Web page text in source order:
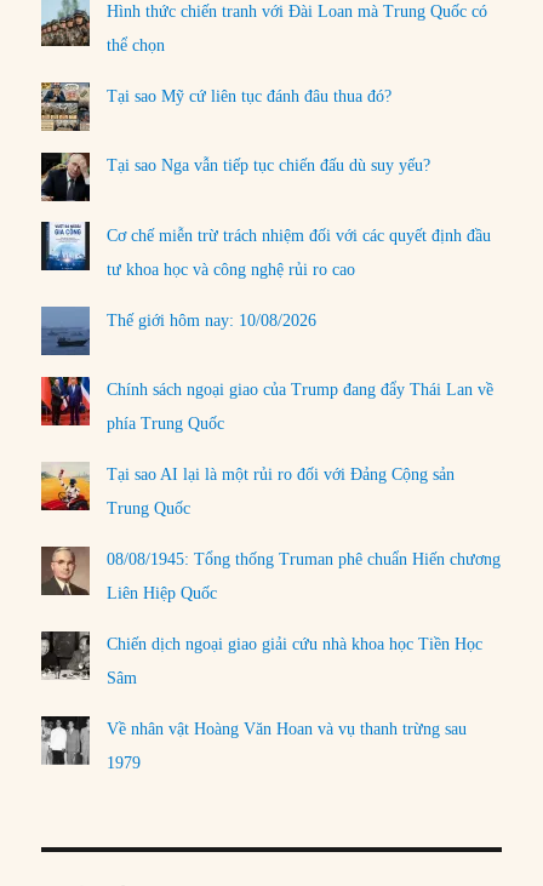
Hình thức chiến tranh với Đài Loan mà Trung Quốc có
thể chọn
Tại sao Mỹ cứ liên tục đánh đâu thua đó?
Tại sao Nga vẫn tiếp tục chiến đấu dù suy yếu?
Cơ chế miễn trừ trách nhiệm đối với các quyết định đầu
tư khoa học và công nghệ rủi ro cao
Thế giới hôm nay: 10/08/2026
Chính sách ngoại giao của Trump đang đẩy Thái Lan về
phía Trung Quốc
Tại sao AI lại là một rủi ro đối với Đảng Cộng sản
Trung Quốc
08/08/1945: Tổng thống Truman phê chuẩn Hiến chương
Liên Hiệp Quốc
Chiến dịch ngoại giao giải cứu nhà khoa học Tiền Học
Sâm
Về nhân vật Hoàng Văn Hoan và vụ thanh trừng sau
1979